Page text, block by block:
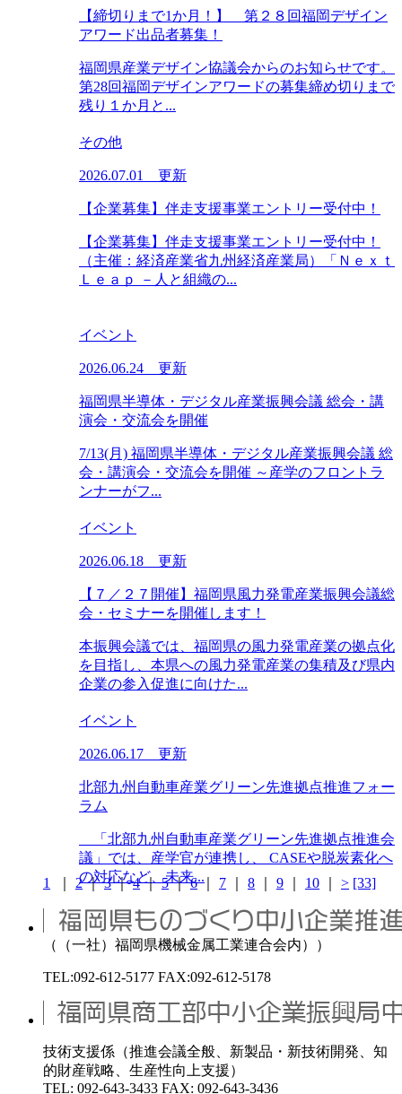
【締切りまで1か月！】 第２８回福岡デザイン
アワード出品者募集！
福岡県産業デザイン協議会からのお知らせです。
第28回福岡デザインアワードの募集締め切りまで
残り１か月と...
その他
2026.07.01 更新
【企業募集】伴走支援事業エントリー受付中！
【企業募集】伴走支援事業エントリー受付中！
（主催：経済産業省九州経済産業局）「Ｎｅｘｔ
Ｌｅａｐ －人と組織の...
イベント
2026.06.24 更新
福岡県半導体・デジタル産業振興会議 総会・講
演会・交流会を開催
7/13(月) 福岡県半導体・デジタル産業振興会議 総
会・講演会・交流会を開催 ～産学のフロントラ
ンナーがフ...
イベント
2026.06.18 更新
【７／２７開催】福岡県風力発電産業振興会議総
会・セミナーを開催します！
本振興会議では、福岡県の風力発電産業の拠点化
を目指し、本県への風力発電産業の集積及び県内
企業の参入促進に向けた...
イベント
2026.06.17 更新
北部九州自動車産業グリーン先進拠点推進フォー
ラム
「北部九州自動車産業グリーン先進拠点推進会
議」では、産学官が連携し、 CASEや脱炭素化へ
の対応など、未来...
1 2｜3｜4｜5｜6｜ 7 8 9 10 > [33]
（（一社）福岡県機械金属工業連合会内））
TEL:092-612-5177 FAX:092-612-5178
技術支援係（推進会議全般、新製品・新技術開発、知
的財産戦略、生産性向上支援）
TEL: 092-643-3433 FAX: 092-643-3436